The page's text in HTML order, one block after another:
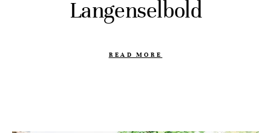
Langenselbold
READ MORE